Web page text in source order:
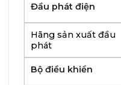
Đầu phát điện
Hãng sản xuất đầu
phát
Bộ điều khiển